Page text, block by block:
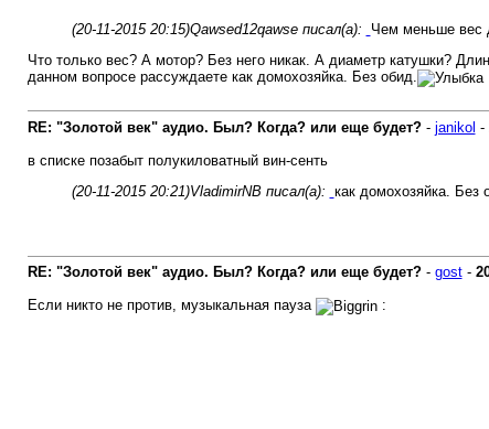
(20-11-2015 20:15)Qawsed12qawse писал(а):
Чем меньше вес
Что только вес? А мотор? Без него никак. А диаметр катушки?
данном вопросе рассуждаете как домохозяйка. Без обид.
RE: "Золотой век" аудио. Был? Когда? или еще будет?- janikol -
в списке позабыт полукиловатный вин-сенть
(20-11-2015 20:21)VladimirNB писал(а): как домохозяйка. Без
RE: "Золотой век" аудио. Был? Когда? или еще будет?- gost-
Если никто не против, музыкальная пауза
: